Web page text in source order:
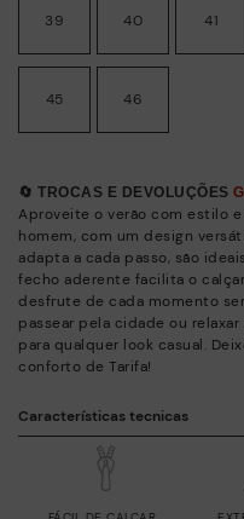
39 40 41
45 46
🔄 TROCAS E DEVOLUÇÕES
Aproveite o verão com estilo
homem, com um design
adapta a cada passo, são
fecho aderente facilita o
desfrute de cada momento
passear pela cidade ou
para qualquer look casual.
conforto de Tarifa!
Características tecnicas